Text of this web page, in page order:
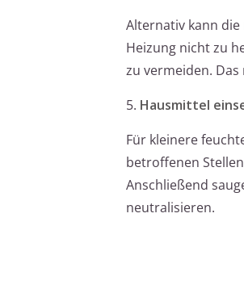
Alternativ kann die
Heizung nicht zu
zu vermeiden.
5. Hausmittel
Für kleinere
betroffenen
Anschließend
neutralisieren.